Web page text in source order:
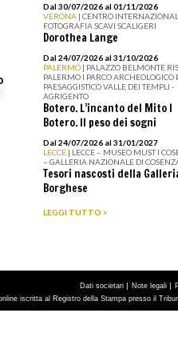
Dal 30/07/2026 al 01/11/2026
VERONA | CENTRO
FOTOGRAFIA SCAVI SCALIGERI
Dorothea Lange
Dal 24/07/2026 al 31/10/2026
PALERMO | PALAZZO BELMONTE
PALERMO I PARCO ARCHEOLOGICO
PAESAGGISTICO VALLE DEI TEMPLI -
AGRIGENTO
Botero. L’incanto del Mito I
Botero. Il peso dei sogni
Dal 24/07/2026 al 31/01/2027
LECCE | LECCE – MUSEO MUST I
– GALLERIA NAZIONALE DI
Tesori nascosti della
Borghese
LEGGI TUTTO >
Dati societari | Note legali |
iscritta al Registro della Stampa presso il